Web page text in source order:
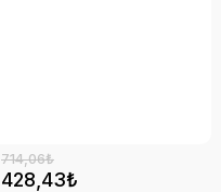
428,43₺
714,06₺